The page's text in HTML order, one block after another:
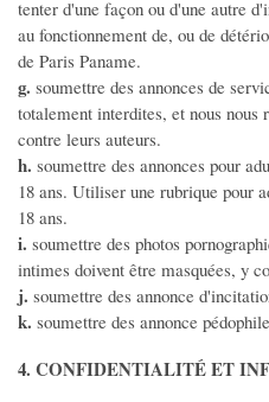
tenter d'une façon ou d'une autre
au fonctionnement de, ou de
de Paris Paname.
g. soumettre des annonces de
totalement interdites, et nous nous
contre leurs auteurs.
h. soumettre des annonces pour
18 ans. Utiliser une rubrique pour
18 ans.
i. soumettre des photos
intimes doivent être masquées, y
j. soumettre des annonce
k. soumettre des annonce
4. CONFIDENTIALITÉ ET